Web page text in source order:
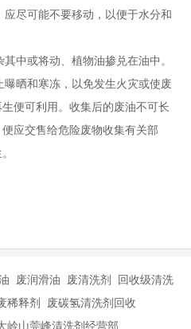
尽可能不要移动，以便于水分和
中或将动、植物油掺兑在油中。
晒和寒冻，以免发生火灾或使废
便可利用。收集后的废油不可长
应交售给危险废物收集有关部
废润滑油 废清洗剂 回收级清洗
稀释剂 废碳氢清洗剂回收
岭山莞峰清洗剂经营部